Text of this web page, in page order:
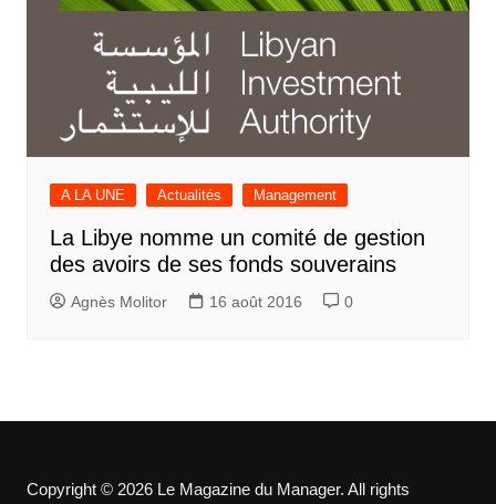
A LA UNE Actualités Management
La Libye nomme un comité de gestion
des avoirs de ses fonds souverains
Agnès Molitor 16 août 2016 0
Copyright © 2026 Le Magazine du Manager. All rights